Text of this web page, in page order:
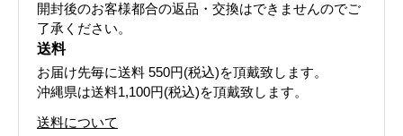
開封後のお客様都合の返品・交換はできませんのでご
了承ください。
送料
お届け先毎に送料 550円(税込)を頂戴致します。
沖縄県は送料1,100円(税込)を頂戴致します。
送料について